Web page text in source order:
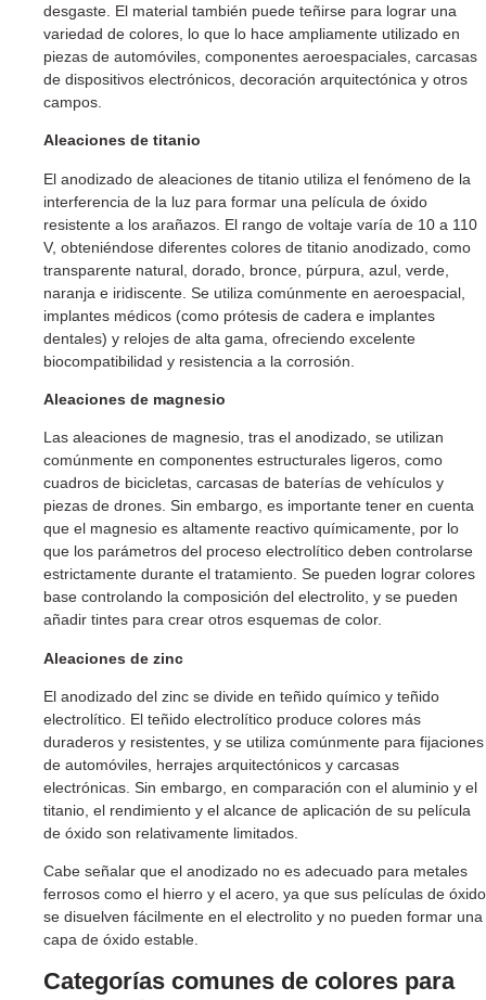
desgaste. El material también puede teñirse para lograr una
variedad de colores, lo que lo hace ampliamente utilizado en
piezas de automóviles, componentes aeroespaciales, carcasas
de dispositivos electrónicos, decoración arquitectónica y otros
campos.
Aleaciones de titanio
El anodizado de aleaciones de titanio utiliza el fenómeno de la
interferencia de la luz para formar una película de óxido
resistente a los arañazos. El rango de voltaje varía de 10 a 110
V, obteniéndose diferentes colores de titanio anodizado, como
transparente natural, dorado, bronce, púrpura, azul, verde,
naranja e iridiscente. Se utiliza comúnmente en aeroespacial,
implantes médicos (como prótesis de cadera e implantes
dentales) y relojes de alta gama, ofreciendo excelente
biocompatibilidad y resistencia a la corrosión.
Aleaciones de magnesio
Las aleaciones de magnesio, tras el anodizado, se utilizan
comúnmente en componentes estructurales ligeros, como
cuadros de bicicletas, carcasas de baterías de vehículos y
piezas de drones. Sin embargo, es importante tener en cuenta
que el magnesio es altamente reactivo químicamente, por lo
que los parámetros del proceso electrolítico deben controlarse
estrictamente durante el tratamiento. Se pueden lograr colores
base controlando la composición del electrolito, y se pueden
añadir tintes para crear otros esquemas de color.
Aleaciones de zinc
El anodizado del zinc se divide en teñido químico y teñido
electrolítico. El teñido electrolítico produce colores más
duraderos y resistentes, y se utiliza comúnmente para fijaciones
de automóviles, herrajes arquitectónicos y carcasas
electrónicas. Sin embargo, en comparación con el aluminio y el
titanio, el rendimiento y el alcance de aplicación de su película
de óxido son relativamente limitados.
Cabe señalar que el anodizado no es adecuado para metales
ferrosos como el hierro y el acero, ya que sus películas de óxido
se disuelven fácilmente en el electrolito y no pueden formar una
capa de óxido estable.
Categorías comunes de colores para